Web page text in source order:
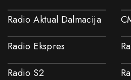
Radio Aktual Dalmacija
Radio Ekspres
Radio S2